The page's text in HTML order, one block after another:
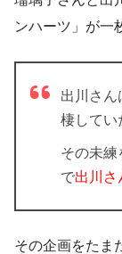
ンハーツ」が一
出川さん
棲してい
その未練
で出川さ
その企画をたま